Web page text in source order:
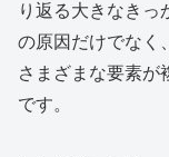
り返る大きなきっ
の原因だけでなく
さまざまな要素が
です。